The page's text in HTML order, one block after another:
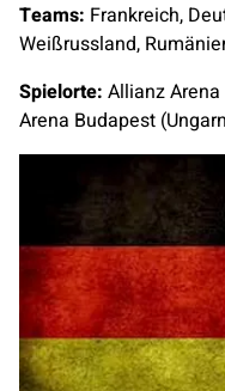
Teams: Frankreich,
Weißrussland,
Spielorte: Allianz
Arena Budapest